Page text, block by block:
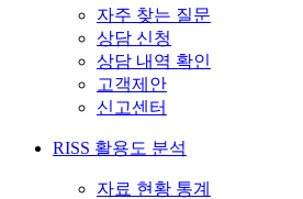
자주 찾는 질문
상담 신청
상담 내역 확인
고객제안
신고센터
RISS 활용도 분석
자료 현황 통계